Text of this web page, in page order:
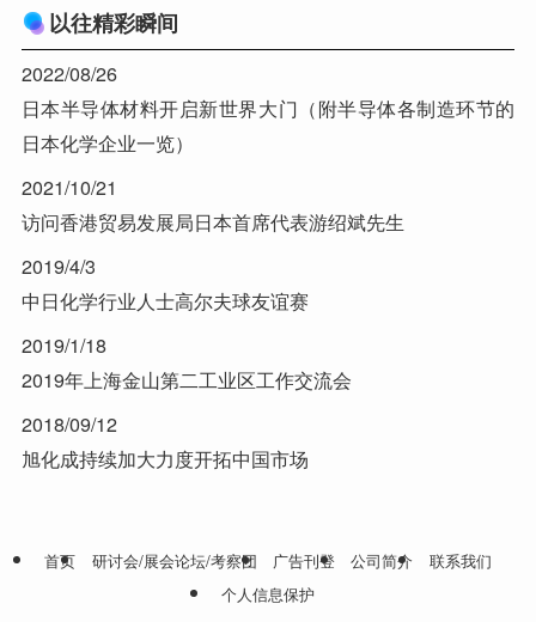
以往精彩瞬间
2022/08/26
日本半导体材料开启新世界大门（附半导体各制造环节的
日本化学企业一览）
2021/10/21
访问香港贸易发展局日本首席代表游绍斌先生
2019/4/3
中日化学行业人士高尔夫球友谊赛
2019/1/18
2019年上海金山第二工业区工作交流会
2018/09/12
旭化成持续加大力度开拓中国市场
首页 研讨会/展会论坛/考察团 广告刊登 公司简介
联系我们
个人信息保护